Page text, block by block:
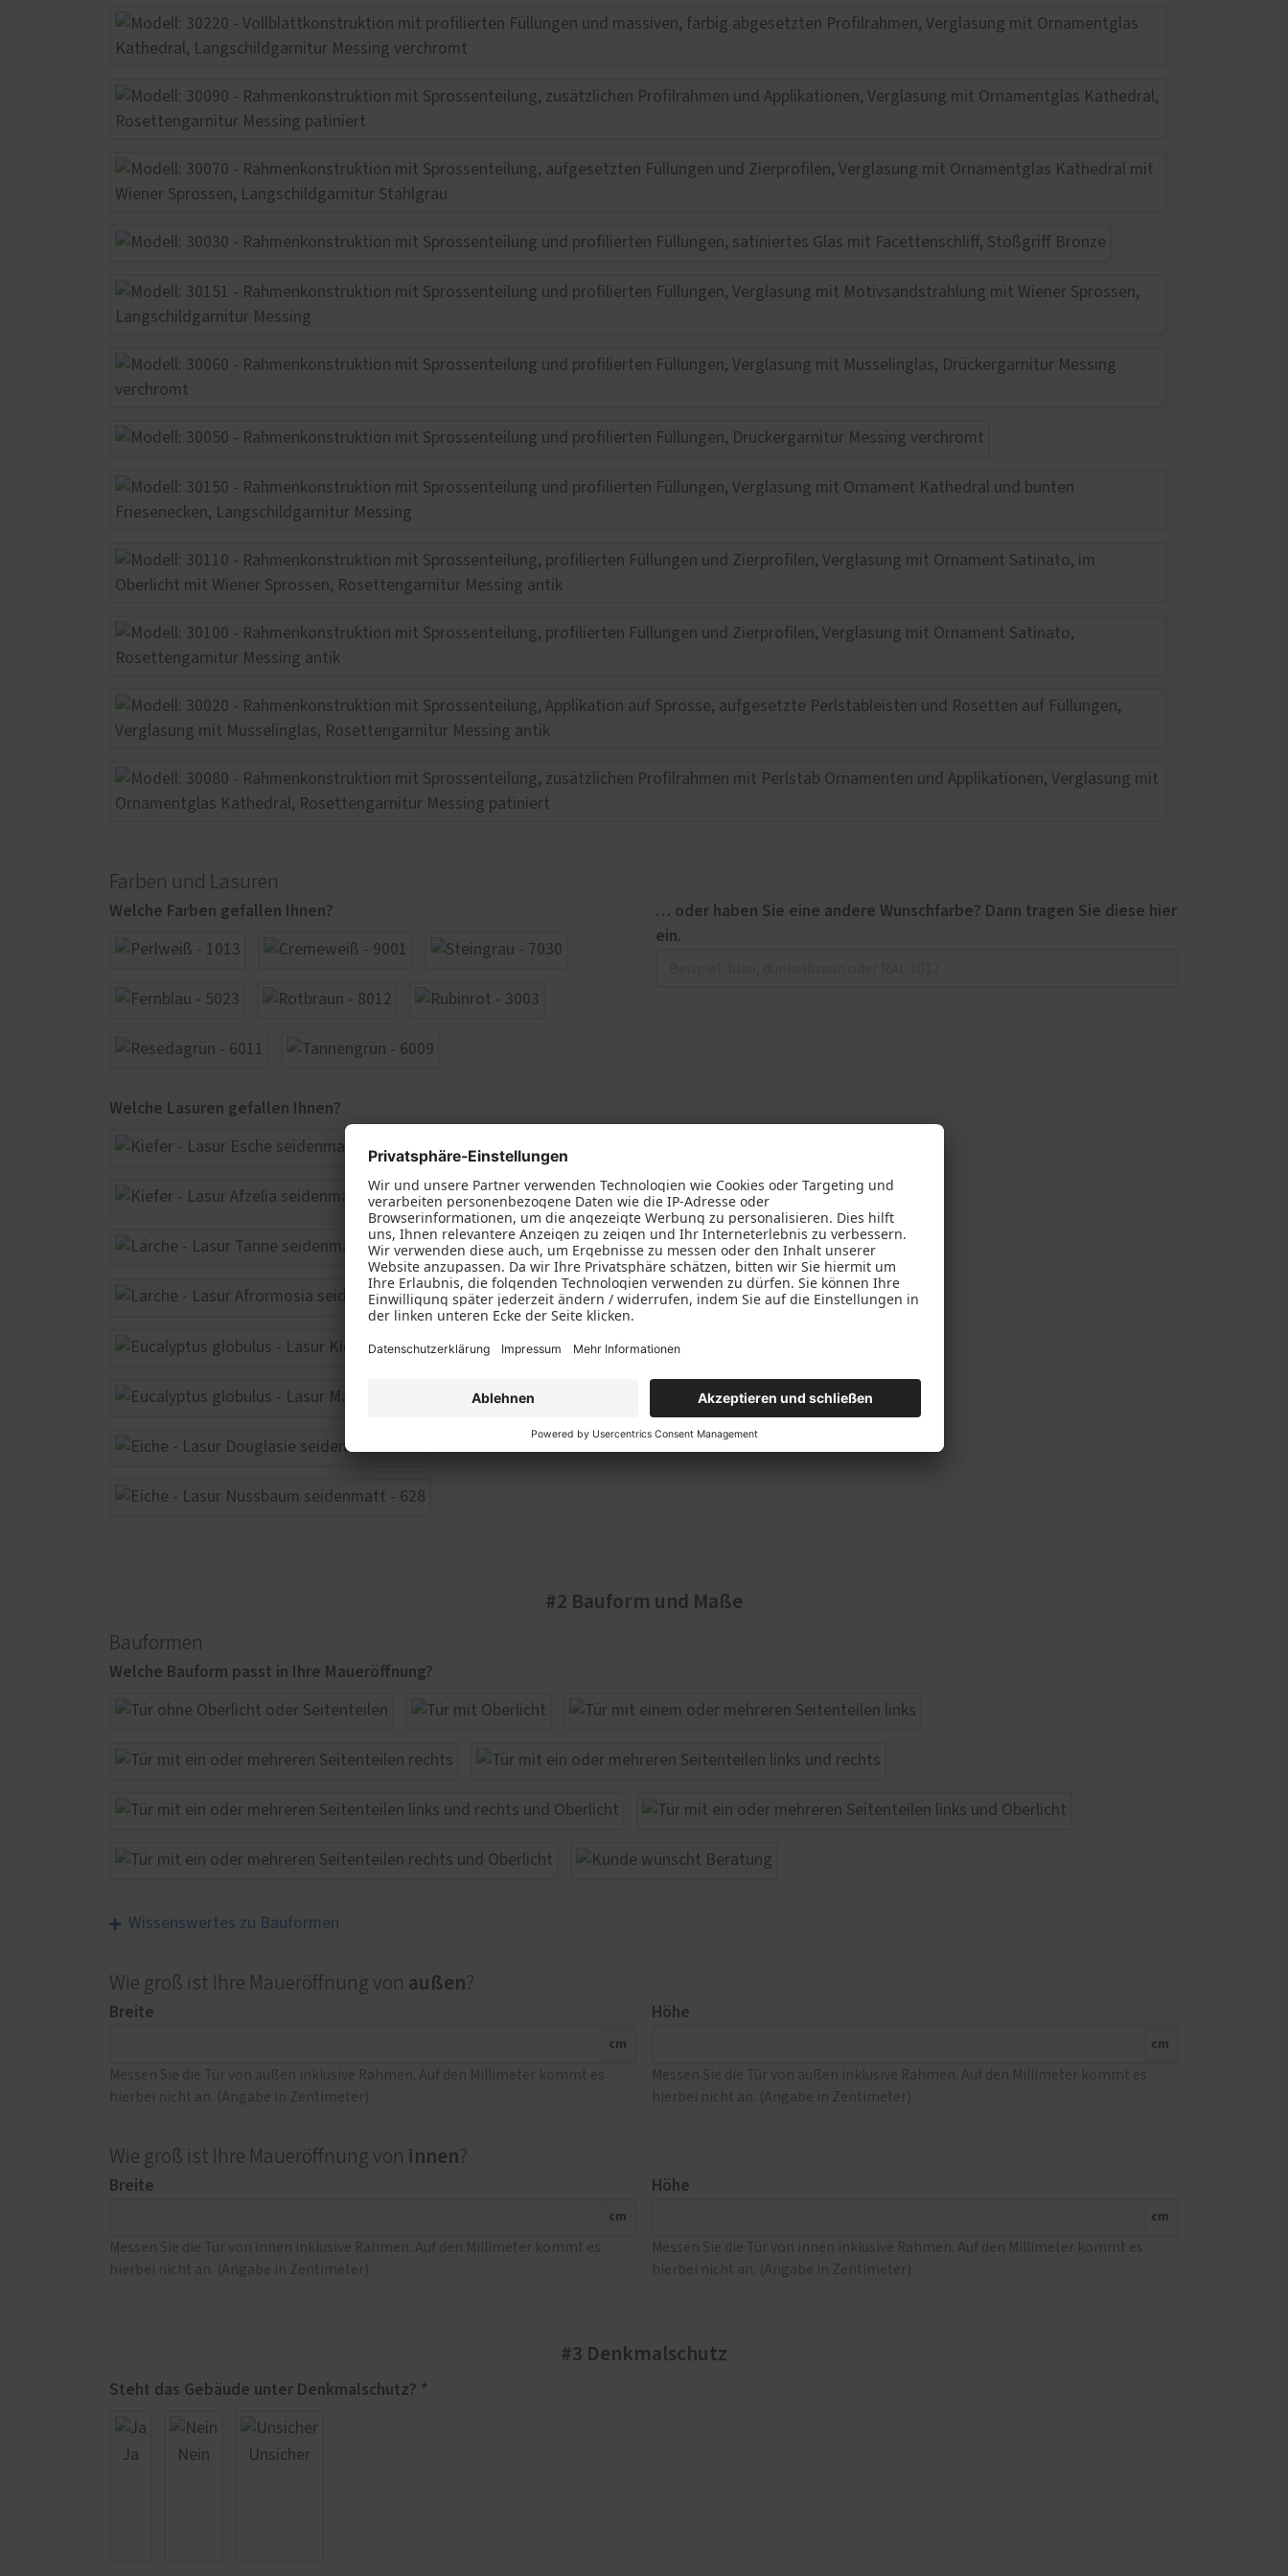
Farben und Lasuren
Welche Farben gefallen Ihnen?
Welche Lasuren gefallen Ihnen?
… oder haben Sie eine andere Wunschfarbe? Dann tragen Sie diese hier
ein.
#2 Bauform und Maße
Bauformen
Welche Bauform passt in Ihre Maueröffnung?
Wissenswertes zu Bauformen
Wie groß ist Ihre Maueröffnung von außen?
Breite
cm
Messen Sie die Tür von außen inklusive Rahmen. Auf den Millimeter kommt es
hierbei nicht an. (Angabe in Zentimeter)
Höhe
cm
Messen Sie die Tür von außen inklusive Rahmen. Auf den Millimeter kommt es
hierbei nicht an. (Angabe in Zentimeter)
Wie groß ist Ihre Maueröffnung von innen?
Breite
cm
Messen Sie die Tür von innen inklusive Rahmen. Auf den Millimeter kommt es
hierbei nicht an. (Angabe in Zentimeter)
Höhe
cm
Messen Sie die Tür von innen inklusive Rahmen. Auf den Millimeter kommt es
hierbei nicht an. (Angabe in Zentimeter)
#3 Denkmalschutz
Steht das Gebäude unter Denkmalschutz? *
Ja Nein Unsicher